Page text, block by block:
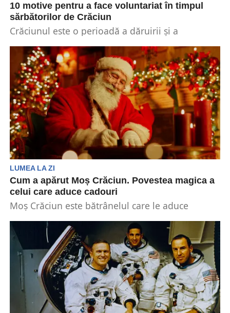
10 motive pentru a face voluntariat în timpul
sărbătorilor de Crăciun
Crăciunul este o perioadă a dăruirii și a
sărbătorilor poate adăuga...
LUMEA LA ZI
Cum a apărut Moș Crăciun. Povestea magica a
celui care aduce cadouri
Moș Crăciun este bătrânelul care le aduce
care...